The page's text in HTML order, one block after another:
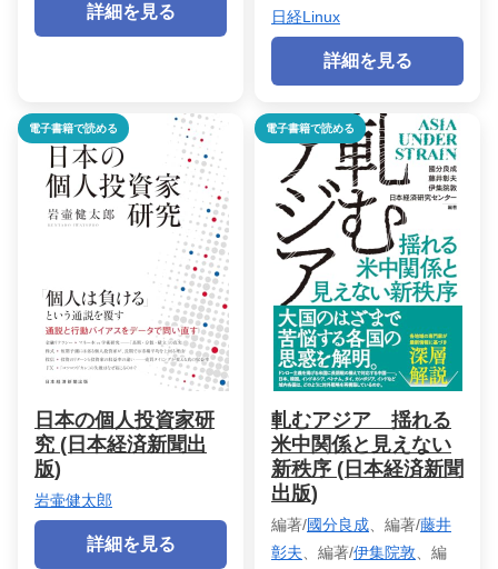
詳細を見る 日経Linux
詳細を見る
電子書籍で読める
日本の個人投資家研
究 (日本経済新聞出
版)
岩壷健太郎
詳細を見る
電子書籍で読める
軋むアジア 揺れる
米中関係と見えない
新秩序 (日本経済新聞
出版)
編著/國分良成 、編著/藤井
彰夫 、編著/伊集院敦 、編